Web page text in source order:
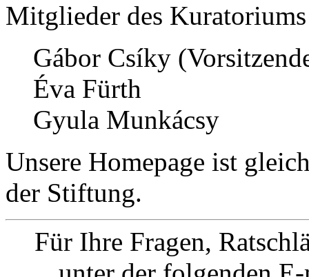
Mitglieder des
Gábor Csíky
Éva Fürth
Gyula Munkácsy
Unsere Homepage ist
der Stiftung.
Für Ihre Fragen,